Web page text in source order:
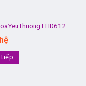
LHD612
tiếp